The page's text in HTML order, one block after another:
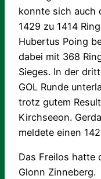
konnte sich auch
1429 zu 1414
Hubertus Poing
dabei mit 368
Sieges. In der
GOL Runde
trotz gutem
Kirchseeon.
meldete einen
Das Freilos hatte
Glonn Zinneberg.